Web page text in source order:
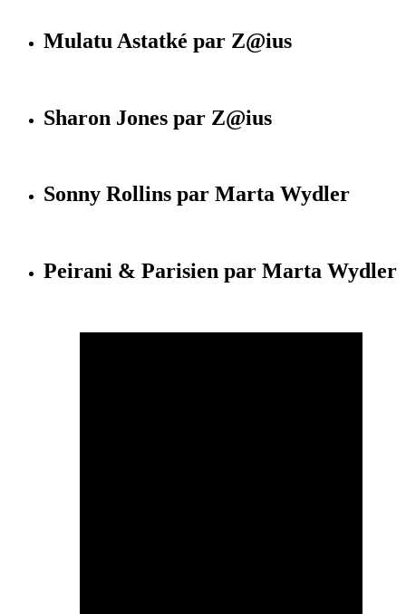
Mulatu Astatké par Z@ius
Sharon Jones par Z@ius
Sonny Rollins par Marta Wydler
Peirani & Parisien par Marta Wydler